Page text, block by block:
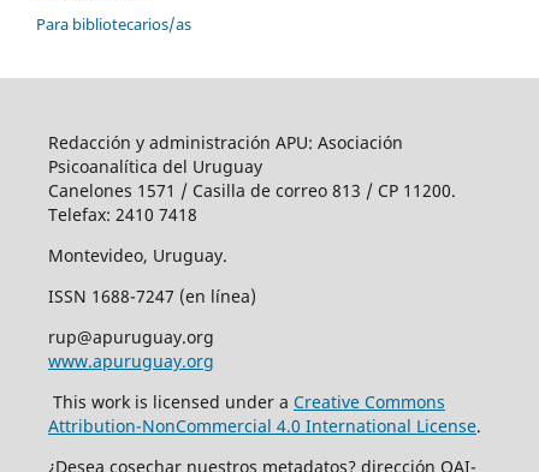
Para bibliotecarios/as
Redacción y administración APU: Asociación
Psicoanalítica del Uruguay
Canelones 1571 / Casilla de correo 813 / CP 11200.
Telefax: 2410 7418
Montevideo, Uruguay.
ISSN 1688-7247 (en línea)
rup@apuruguay.org
www.apuruguay.org
This work is licensed under a Creative Commons
Attribution-NonCommercial 4.0 International License.
¿Desea cosechar nuestros metadatos? dirección OAI-